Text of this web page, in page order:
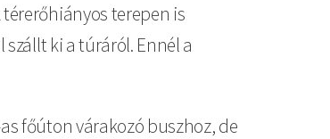
terepen is
ki a túráról. Ennél a
főúton várakozó buszhoz, de